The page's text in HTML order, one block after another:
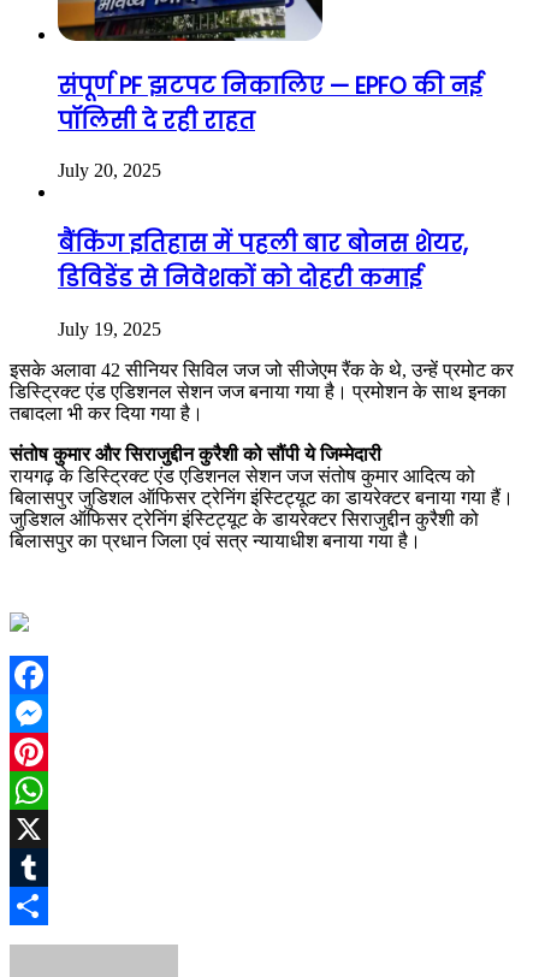
संपूर्ण PF झटपट निकालिए — EPFO की नई
पॉलिसी दे रही राहत
July 20, 2025
बैंकिंग इतिहास में पहली बार बोनस शेयर,
डिविडेंड से निवेशकों को दोहरी कमाई
July 19, 2025
इसके अलावा 42 सीनियर सिविल जज जो सीजेएम रैंक के थे, उन्हें प्रमोट कर
डिस्ट्रिक्ट एंड एडिशनल सेशन जज बनाया गया है। प्रमोशन के साथ इनका
तबादला भी कर दिया गया है।
संतोष कुमार और सिराजुद्दीन कुरैशी को सौंपी ये जिम्मेदारी
रायगढ़ के डिस्ट्रिक्ट एंड एडिशनल सेशन जज संतोष कुमार आदित्य को
बिलासपुर जुडिशल ऑफिसर ट्रेनिंग इंस्टिट्यूट का डायरेक्टर बनाया गया हैं।
जुडिशल ऑफिसर ट्रेनिंग इंस्टिट्यूट के डायरेक्टर सिराजुद्दीन कुरैशी को
बिलासपुर का प्रधान जिला एवं सत्र न्यायाधीश बनाया गया है।
Facebook
Messenger
Pinterest
WhatsApp
X
Tumblr
Share